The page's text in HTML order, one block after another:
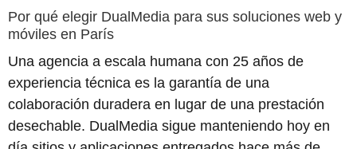
Por qué elegir DualMedia para sus soluciones web y
móviles en París
Una agencia a escala humana con 25 años de
experiencia técnica es la garantía de una
colaboración duradera en lugar de una prestación
desechable. DualMedia sigue manteniendo hoy en